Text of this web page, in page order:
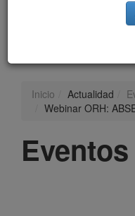
Inicio Actualidad
Webinar ORH:
Eventos